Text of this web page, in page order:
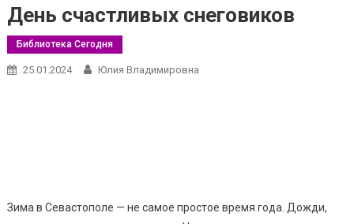
День счастливых снеговиков
Библиотека Сегодня
25.01.2024 Юлия Владимировна
Зима в Севастополе — не самое простое время года. Дожди,